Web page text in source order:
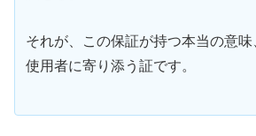
それが、この保証が持つ本当の意味
使用者に寄り添う証です。